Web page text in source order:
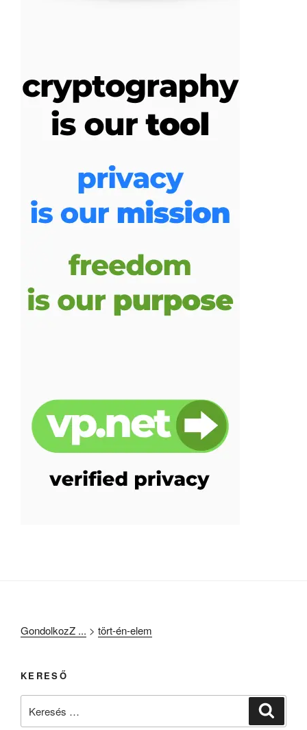
GondolkozZ ... > tört-én-elem
KERESŐ